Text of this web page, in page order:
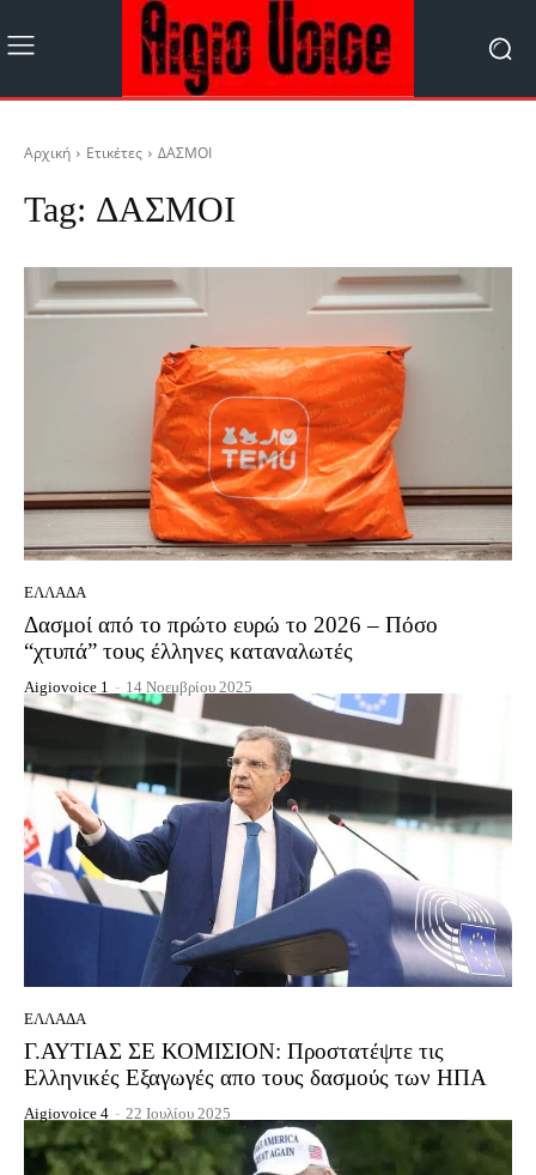
Αρχική Ετικέτες ΔΑΣΜΟΙ
Tag: ΔΑΣΜΟΙ
ΕΛΛΆΔΑ
Δασμοί από το πρώτο ευρώ το 2026 – Πόσο
“χτυπά” τους έλληνες καταναλωτές
Aigiovoice 1 - 14 Νοεμβρίου 2025
ΕΛΛΆΔΑ
Γ.ΑΥΤΙΑΣ ΣΕ ΚΟΜΙΣΙΟΝ: Προστατέψτε τις
Ελληνικές Εξαγωγές απο τους δασμούς των ΗΠΑ
Aigiovoice 4 - 22 Ιουλίου 2025